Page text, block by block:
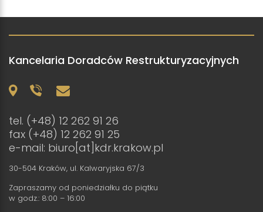
Kancelaria Doradców Restrukturyzacyjnych
tel. (+48) 12 262 91 26
fax (+48) 12 262 91 25
e-mail: biuro[at]kdr.krakow.pl
30-504 Kraków, ul. Kalwaryjska 67/3
Zapraszamy od poniedziałku do piątku
w godz.: 8:00 – 16:00